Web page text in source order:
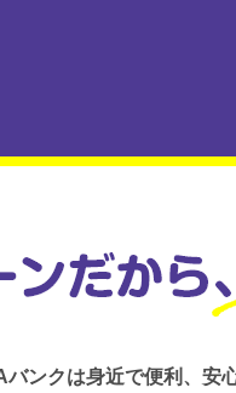
ンクは身近で便利、安